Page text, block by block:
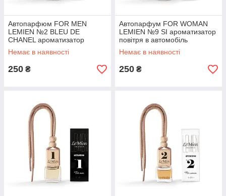
Автопарфюм FOR MEN
LEMIEN №2 BLEU DE
CHANEL ароматизатор
повітря в автомобіль
Немає в наявності
250 ₴
Автопарфум FOR WOMAN
LEMIEN №9 SI ароматизатор
повітря в автомобіль
Немає в наявності
250 ₴